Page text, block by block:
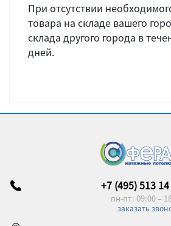
При отсутствии
товара на складе вашего
склада другого города в
дней.
+7 (495) 513
пн-пт: 09:00 –
заказать